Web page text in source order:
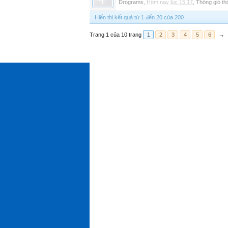
Drograms Hôm nay lúc 15:17 Thông gió
Hiển thị kết quả từ 1 đến 20 của 200
Trang 1 của 10 trang 1 2 3 4 5 6 →